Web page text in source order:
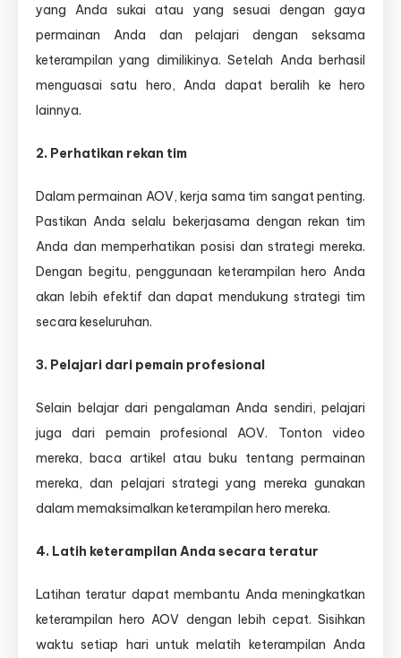
yang Anda sukai atau yang sesuai dengan gaya
permainan Anda dan pelajari dengan seksama
keterampilan yang dimilikinya. Setelah Anda berhasil
menguasai satu hero, Anda dapat beralih ke hero
lainnya.
2. Perhatikan rekan tim
Dalam permainan AOV, kerja sama tim sangat penting.
Pastikan Anda selalu bekerjasama dengan rekan tim
Anda dan memperhatikan posisi dan strategi mereka.
Dengan begitu, penggunaan keterampilan hero Anda
akan lebih efektif dan dapat mendukung strategi tim
secara keseluruhan.
3. Pelajari dari pemain profesional
Selain belajar dari pengalaman Anda sendiri, pelajari
juga dari pemain profesional AOV. Tonton video
mereka, baca artikel atau buku tentang permainan
mereka, dan pelajari strategi yang mereka gunakan
dalam memaksimalkan keterampilan hero mereka.
4. Latih keterampilan Anda secara teratur
Latihan teratur dapat membantu Anda meningkatkan
keterampilan hero AOV dengan lebih cepat. Sisihkan
waktu setiap hari untuk melatih keterampilan Anda